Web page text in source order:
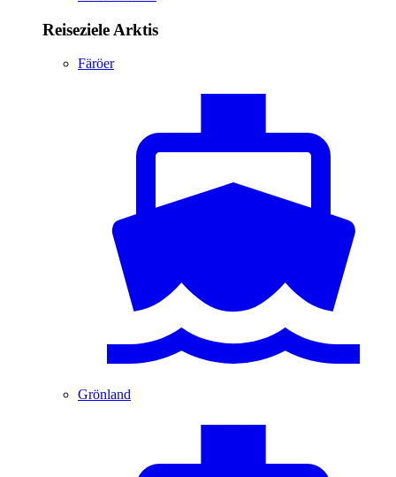
Reiseziele Arktis
Färöer
Grönland